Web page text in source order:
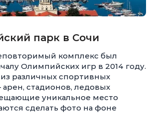
парк в Сочи
комплекс был
Олимпийских игр в 2014 году.
различных спортивных
стадионов, ледовых
уникальное место
сделать фото на фоне